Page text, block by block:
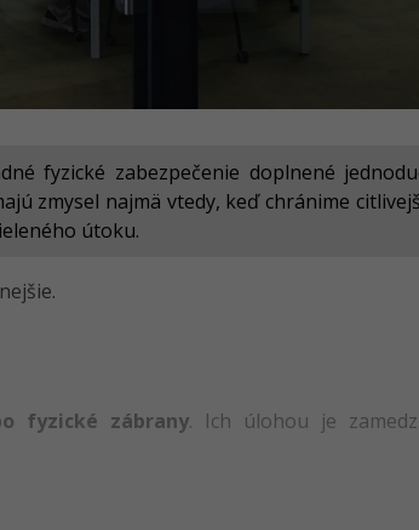
fyzické zabezpečenie doplnené
zmysel najmä vtedy, keď chránime
útoku.
fyzické zábrany. Ich úlohou je